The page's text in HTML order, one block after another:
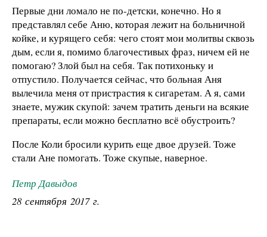
Первые дни ломало не по-детски, конечно. Но я
представлял себе Аню, которая лежит на больничной
койке, и курящего себя: чего стоят мои молитвы сквозь
дым, если я, помимо благочестивых фраз, ничем ей не
помогаю? Злой был на себя. Так потихоньку и
отпустило. Получается сейчас, что больная Аня
вылечила меня от пристрастия к сигаретам. А я, сами
знаете, мужик скупой: зачем тратить деньги на всякие
препараты, если можно бесплатно всё обустроить?
После Коли бросили курить еще двое друзей. Тоже
стали Ане помогать. Тоже скупые, наверное.
Петр Давыдов
28 сентября 2017 г.